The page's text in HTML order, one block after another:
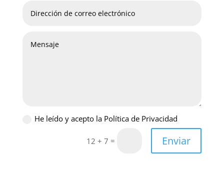
He leído y acepto la Política de Privacidad
12 + 7 = Enviar